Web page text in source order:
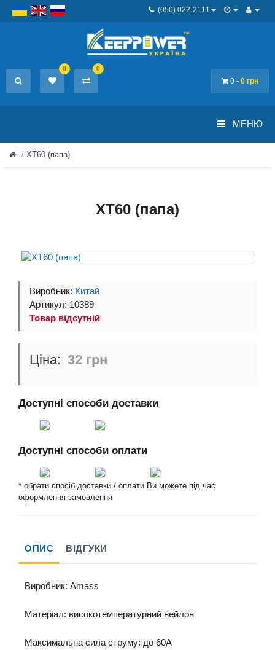
(050) 022-2111
0 - 0 грн
0 0
МЕНЮ
XT60 (папа)
XT60 (папа)
Виробник: Китай
Артикул: 10389
Товар відсутній
32 грн
Доступні способи доставки
Доступні способи оплати
* обрати спосіб доставки / оплати Ви можете під час
оформлення замовлення
ОПИС ВІДГУКИ
Виробник: Amass
Матеріал: високотемпературний нейлон
Максимальна сила струму: до 60А